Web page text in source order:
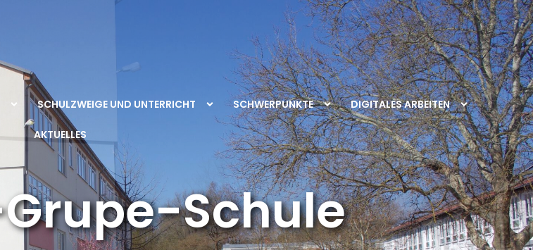
SCHULZWEIGE UND UNTERRICHT SCHWERPUNKTE DIGITALES ARBEITEN
AKTUELLES
Schule